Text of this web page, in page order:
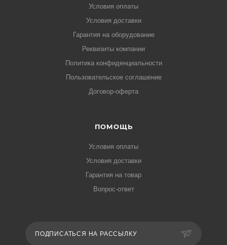
Условия оплаты
Условия доставки
Гарантия на оборудование
Реквизиты компании
Политика конфиденциальности
Пользовательское соглашение
Договор-оферта
ПОМОЩЬ
Условия оплаты
Условия доставки
Гарантия на товар
Вопрос-ответ
ПОДПИСАТЬСЯ НА РАССЫЛКУ